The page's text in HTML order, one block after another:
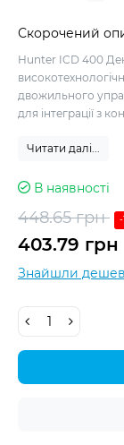
Скорочений
Hunter ICD 400
двожильного
для інтеграції з
Читати далі...
В наявності
448.65 грн -
403.79 грн
Знайшли